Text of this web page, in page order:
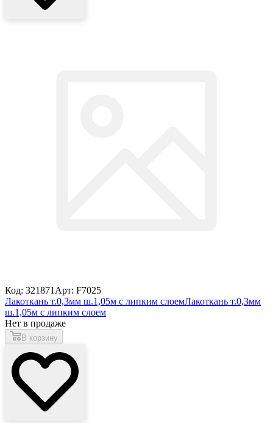
Код: 321871 Арт: F7025
Лакоткань т.0,3мм ш.1,05м с липким слоемЛакоткань т.0,3мм
ш.1,05м с липким слоем
Нет в продаже
В корзину